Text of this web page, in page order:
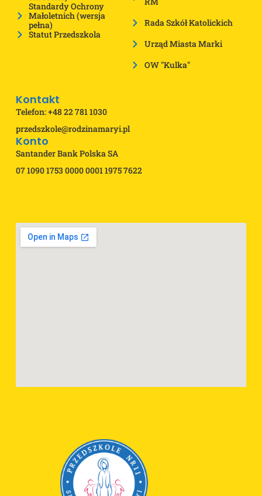
Standardy Ochrony
Małoletnich (wersja
pełna)
Statut Przedszkola
Rada Szkół Katolickich
Urząd Miasta Marki
OW "Kulka"
Kontakt
Telefon: +48 22 781 1030
przedszkole@rodzinamaryi.pl
Konto
Santander Bank Polska SA
07 1090 1753 0000 0001 1975 7622